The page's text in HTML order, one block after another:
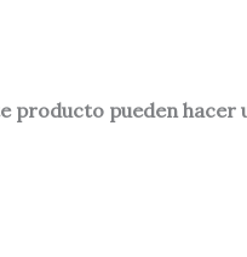
producto pueden hacer